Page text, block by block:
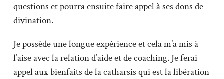
questions et pourra ensuite faire appel à ses dons de
divination.
Je possède une longue expérience et cela m’a mis à
l’aise avec la relation d’aide et de coaching. Je ferai
appel aux bienfaits de la catharsis qui est la libération